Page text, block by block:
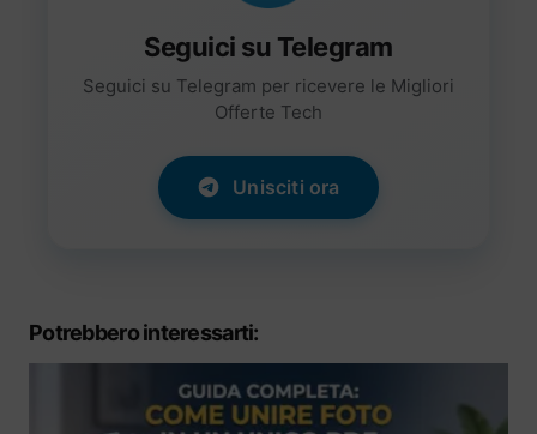
Seguici su Telegram
Seguici su Telegram per ricevere le Migliori
Offerte Tech
Unisciti ora
Potrebbero interessarti: